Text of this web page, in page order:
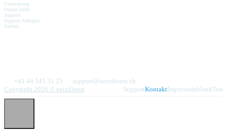
Fernwartung
Online Hilfe
Support
Support Anfragen
Suchen
+41 44 545 31 25
support@netzdienst.ch
Copyright 2026 © netzdienst
SupportKontaktImpressumblankTon